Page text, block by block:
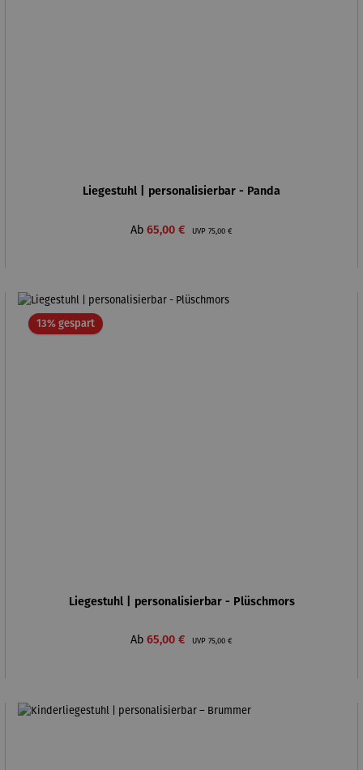
Liegestuhl | personalisierbar - Panda
Verkaufspreis:
Ab 65,00 € UVP Regulärer Preis:
75,00 €
13% gespartRabatt
Liegestuhl | personalisierbar - Plüschmors
Verkaufspreis:
Ab 65,00 € UVP Regulärer Preis:
75,00 €